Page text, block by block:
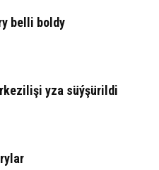
belli boldy
yza süýşürildi